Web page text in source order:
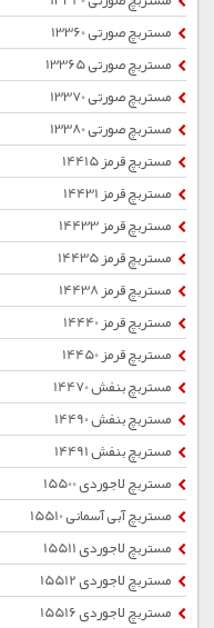
مستربچ صورتی 13360
مستربچ صورتی 13365
مستربچ صورتی 13370
مستربچ صورتی 13380
مستربچ قرمز 14415
مستربچ قرمز 14431
مستربچ قرمز 14433
مستربچ قرمز 14435
مستربچ قرمز 14438
مستربچ قرمز 14440
مستربچ قرمز 14450
مستربچ بنفش 14470
مستربچ بنفش 14490
مستربچ بنفش 14491
مستربچ لاجوردی 15500
مستربچ آبی آسمانی 15510
مستربچ لاجوردی 15511
مستربچ لاجوردی 15512
مستربچ لاجوردی 15516